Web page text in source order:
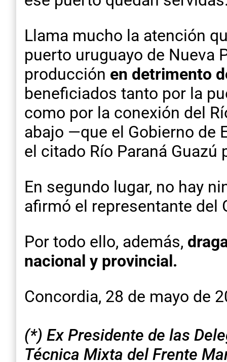
Llama mucho la atención
puerto uruguayo de Nueva
producción en detrimento
beneficiados tanto por la
como por la conexión del
abajo —que el Gobierno de
el citado Río Paraná
En segundo lugar, no hay
afirmó el representante del
Por todo ello, además,
nacional y provincial.
Concordia, 28 de mayo de
(*) Ex Presidente de las
Técnica Mixta del Frente